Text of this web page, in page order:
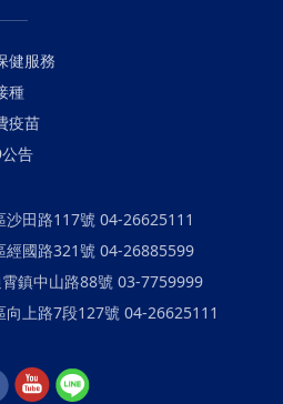
健服務
種
疫苗
告
沙田路117號 04-26625111
經國路321號 04-26885599
鎮中山路88號 03-7759999
向上路7段127號 04-26625111